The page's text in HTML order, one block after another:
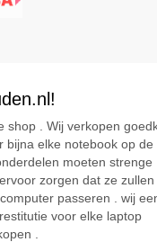
shop . Wij verkopen
bijna elke notebook op de
moeten strenge
zorgen dat ze zullen
passeren . wij
voor elke laptop
.